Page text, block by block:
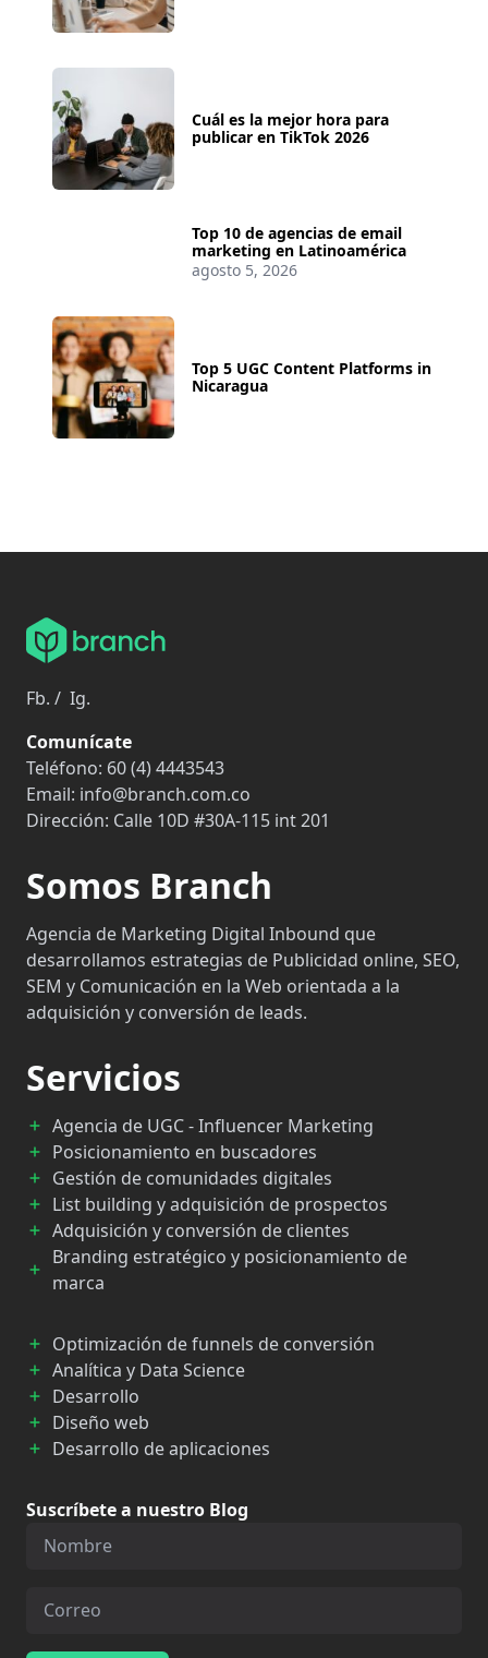
Cuál es la mejor hora para
publicar en TikTok 2026
Top 10 de agencias de email
marketing en Latinoamérica
agosto 5, 2026
Top 5 UGC Content Platforms in
Nicaragua
Fb. / Ig.
Comunícate
Teléfono: 60 (4) 4443543
Email: info@branch.com.co
Dirección: Calle 10D #30A-115 int 201
Somos Branch
Agencia de Marketing Digital Inbound que
desarrollamos estrategias de Publicidad online, SEO,
SEM y Comunicación en la Web orientada a la
adquisición y conversión de leads.
Servicios
Agencia de UGC - Influencer Marketing
Posicionamiento en buscadores
Gestión de comunidades digitales
List building y adquisición de prospectos
Adquisición y conversión de clientes
Branding estratégico y posicionamiento de
marca
Optimización de funnels de conversión
Analítica y Data Science
Desarrollo
Diseño web
Desarrollo de aplicaciones
Suscríbete a nuestro Blog